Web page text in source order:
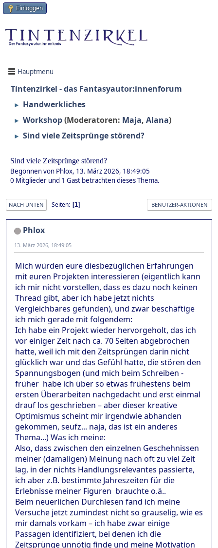
Einloggen
Hauptmenü
Tintenzirkel - das Fantasyautor:innenforum
► Handwerkliches
► Workshop(Moderatoren: Maja, Alana)
► Sind viele Zeitsprünge störend?
Sind viele Zeitsprünge störend?
Begonnen von Phlox, 13. März 2026, 18:49:05
0 Mitglieder und 1 Gast betrachten dieses Thema.
NACH UNTEN Seiten 1 BENUTZER-AKTIONEN
Phlox
13. März 2026, 18:49:05
Mich würden eure diesbezüglichen Erfahrungen
mit euren Projekten interessieren (eigentlich kann
ich mir nicht vorstellen, dass es dazu noch keinen
Thread gibt, aber ich habe jetzt nichts
Vergleichbares gefunden), und zwar beschäftige
ich mich gerade mit folgendem:
Ich habe ein Projekt wieder hervorgeholt, das ich
vor einiger Zeit nach ca. 70 Seiten abgebrochen
hatte, weil ich mit den Zeitsprüngen darin nicht
glücklich war und das Gefühl hatte, die stören den
Spannungsbogen (und mich beim Schreiben -
früher habe ich über so etwas frühestens beim
ersten Überarbeiten nachgedacht und erst einmal
drauf los geschrieben – aber dieser kreative
Optimismus scheint mir irgendwie abhanden
gekommen, seufz... naja, das ist ein anderes
Thema...) Was ich meine:
Also, dass zwischen den einzelnen Geschehnissen
meiner (damaligen) Meinung nach oft zu viel Zeit
lag, in der nichts Handlungsrelevantes passierte,
ich aber z.B. bestimmte Jahreszeiten für die
Erlebnisse meiner Figuren brauchte o.ä..
Beim neuerlichen Durchlesen fand ich meine
Versuche jetzt zumindest nicht so grauselig, wie es
mir damals vorkam – ich habe zwar einige
Passagen identifiziert, bei denen ich die
Zeitsprünge unnötig finde und meine Motivation